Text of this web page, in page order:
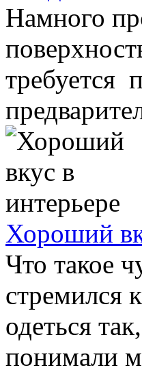
Намного
требуется
Хороший
Что такое
стремился
одеться
понимали